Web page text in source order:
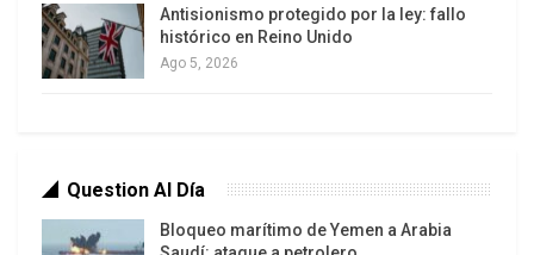
internacionales como un tirano, corrupto y ladrón.
Miles de millones de dólares desaparecieron de
las arcas fiscales; más de 60 mil muertos y
mayor impacto del gobierno de Fujimori ha sido la
destrucción de la moral pública y la falta de
escrúpulos de los fujimoristas en el poder.
Antisionismo protegido por la ley: fallo
histórico en Reino Unido
Ago 5, 2026
Question Al Día
Bloqueo marítimo de Yemen a Arabia